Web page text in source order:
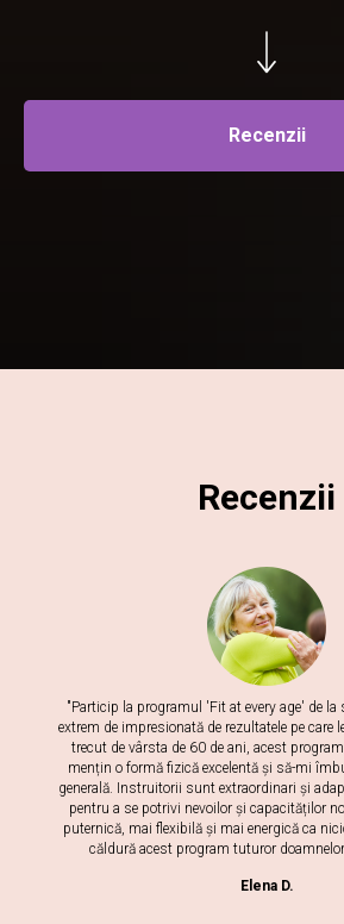
Recenzii
Recenzii
"Particip la programul 'Fit at every age' de
extrem de impresionată de rezultatele pe care
trecut de vârsta de 60 de ani, acest
mențin o formă fizică excelentă și să-mi
generală. Instruitorii sunt extraordinari și
pentru a se potrivi nevoilor și capacităților
puternică, mai flexibilă și mai energică ca
căldură acest program tuturor
Elena D.